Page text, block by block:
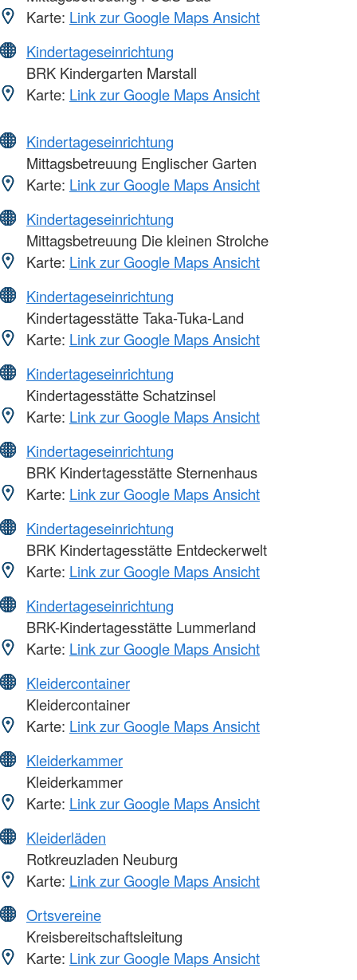
Karte: Link zur Google Maps Ansicht
Kindertageseinrichtung
BRK Kindergarten Marstall
Karte: Link zur Google Maps Ansicht
Kindertageseinrichtung
Mittagsbetreuung Englischer Garten
Karte: Link zur Google Maps Ansicht
Kindertageseinrichtung
Mittagsbetreuung Die kleinen Strolche
Karte: Link zur Google Maps Ansicht
Kindertageseinrichtung
Kindertagesstätte Taka-Tuka-Land
Karte: Link zur Google Maps Ansicht
Kindertageseinrichtung
Kindertagesstätte Schatzinsel
Karte: Link zur Google Maps Ansicht
Kindertageseinrichtung
BRK Kindertagesstätte Sternenhaus
Karte: Link zur Google Maps Ansicht
Kindertageseinrichtung
BRK Kindertagesstätte Entdeckerwelt
Karte: Link zur Google Maps Ansicht
Kindertageseinrichtung
BRK-Kindertagesstätte Lummerland
Karte: Link zur Google Maps Ansicht
Kleidercontainer
Kleidercontainer
Karte: Link zur Google Maps Ansicht
Kleiderkammer
Kleiderkammer
Karte: Link zur Google Maps Ansicht
Kleiderläden
Rotkreuzladen Neuburg
Karte: Link zur Google Maps Ansicht
Ortsvereine
Kreisbereitschaftsleitung
Karte: Link zur Google Maps Ansicht